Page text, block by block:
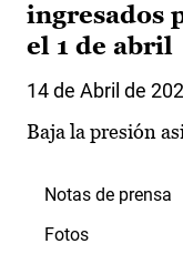
ingresados
el 1 de abril
14 de Abril de
Baja la presión
Notas de prensa
Fotos